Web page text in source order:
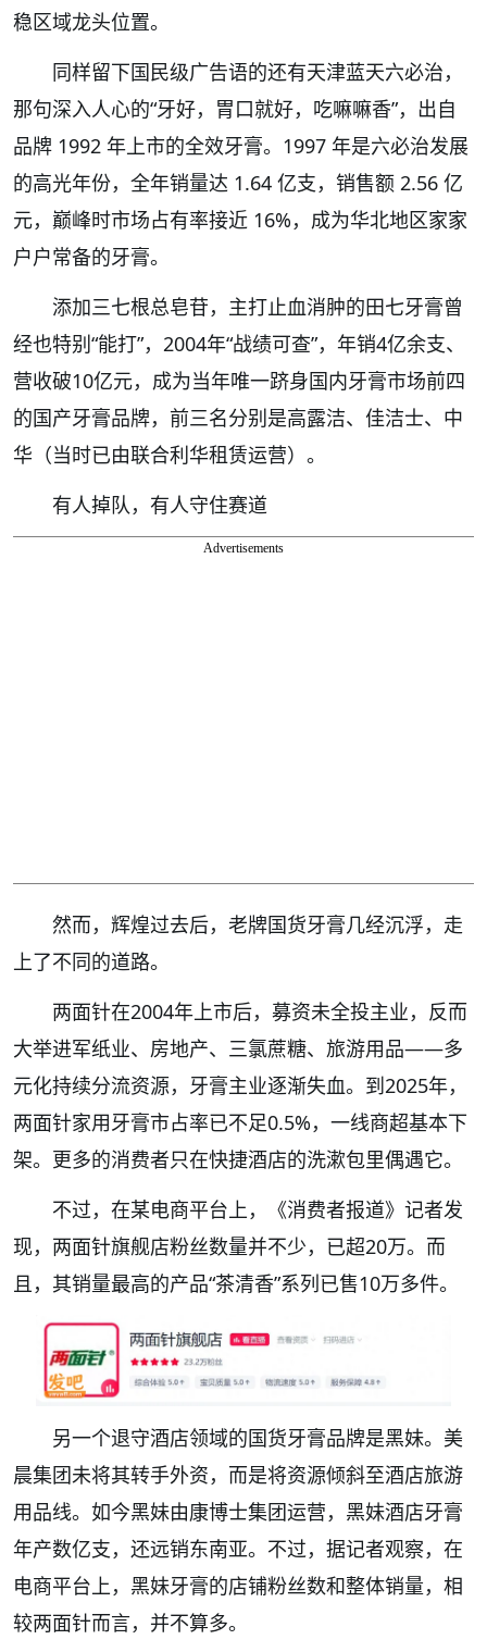
稳区域龙头位置。
同样留下国民级广告语的还有天津蓝天六必治，
那句深入人心的“牙好，胃口就好，吃嘛嘛香”，出自
品牌 1992 年上市的全效牙膏。1997 年是六必治发展
的高光年份，全年销量达 1.64 亿支，销售额 2.56 亿
元，巅峰时市场占有率接近 16%，成为华北地区家家
户户常备的牙膏。
添加三七根总皂苷，主打止血消肿的田七牙膏曾
经也特别“能打”，2004年“战绩可查”，年销4亿余支、
营收破10亿元，成为当年唯一跻身国内牙膏市场前四
的国产牙膏品牌，前三名分别是高露洁、佳洁士、中
华（当时已由联合利华租赁运营）。
有人掉队，有人守住赛道
Advertisements
然而，辉煌过去后，老牌国货牙膏几经沉浮，走
上了不同的道路。
两面针在2004年上市后，募资未全投主业，反而
大举进军纸业、房地产、三氯蔗糖、旅游用品——多
元化持续分流资源，牙膏主业逐渐失血。到2025年，
两面针家用牙膏市占率已不足0.5%，一线商超基本下
架。更多的消费者只在快捷酒店的洗漱包里偶遇它。
不过，在某电商平台上，《消费者报道》记者发
现，两面针旗舰店粉丝数量并不少，已超20万。而
且，其销量最高的产品“茶清香”系列已售10万多件。
另一个退守酒店领域的国货牙膏品牌是黑妹。美
晨集团未将其转手外资，而是将资源倾斜至酒店旅游
用品线。如今黑妹由康博士集团运营，黑妹酒店牙膏
年产数亿支，还远销东南亚。不过，据记者观察，在
电商平台上，黑妹牙膏的店铺粉丝数和整体销量，相
较两面针而言，并不算多。